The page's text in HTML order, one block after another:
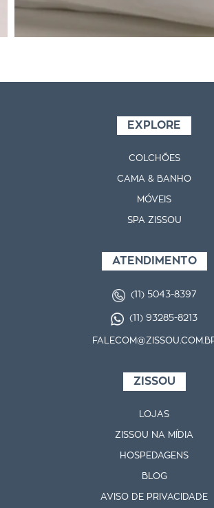
EXPLORE
COLCHÕES
CAMA & BANHO
MÓVEIS
SPA ZISSOU
ATENDIMENTO
(11) 5043-8397
(11) 93285-8213
ZISSOU
LOJAS
ZISSOU NA MÍDIA
HOSPEDAGENS
BLOG
AVISO DE PRIVACIDADE